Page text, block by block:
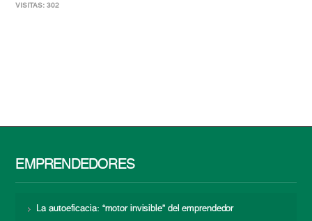
VISITAS: 302
EMPRENDEDORES
La autoeficacia: “motor invisible” del emprendedor